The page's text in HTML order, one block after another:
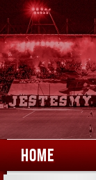
HOME